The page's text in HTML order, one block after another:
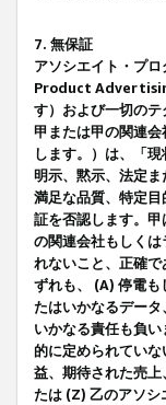
7. 無保証
アソシエイト・プ
Product
す）および一切の
甲または甲の関連
します。）は、「
明示、黙示、法定
満足な品質、特定
証を否認します。
の関連会社もしく
れないこと、正確
ずれも、 (A) 停電も
たはいかなるデー
いかなる責任も負
的に定められてい
益、期待された売
たは (Z) 乙のアソシ